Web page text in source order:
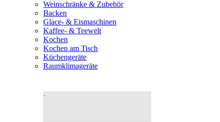
Weinschränke & Zubehör
Backen
Glace- & Eismaschinen
Kaffee- & Teewelt
Kochen
Kochen am Tisch
Küchengeräte
Raumklimageräte